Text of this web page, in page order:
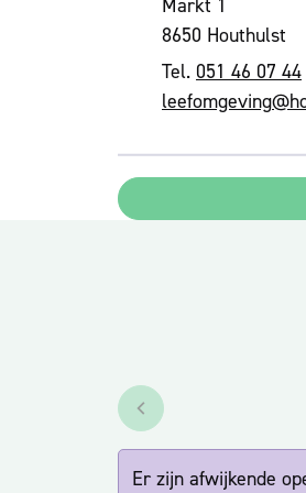
Markt 1
,8650 Houthulst
051 46 07 44
E-mailleefomgeving@
Bekijk
Er zijn afwijkende